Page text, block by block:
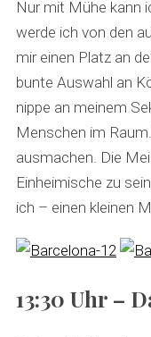
Nur mit Mühe kann
werde ich von den
mir einen Platz an
bunte Auswahl an
nippe an meinem
Menschen im
ausmachen. Die
Einheimische zu
ich – einen kleinen
13:30 Uhr –